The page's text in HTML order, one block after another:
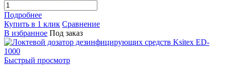
Подробнее
Купить в 1 клик Сравнение
В избранное Под заказ
Быстрый просмотр